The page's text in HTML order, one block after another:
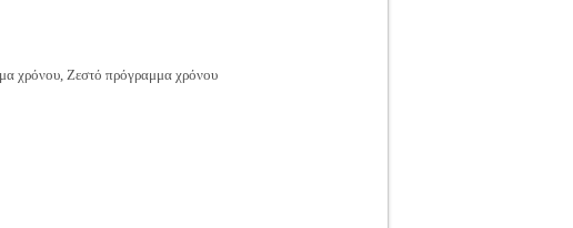
χρόνου, Ζεστό πρόγραμμα χρόνου